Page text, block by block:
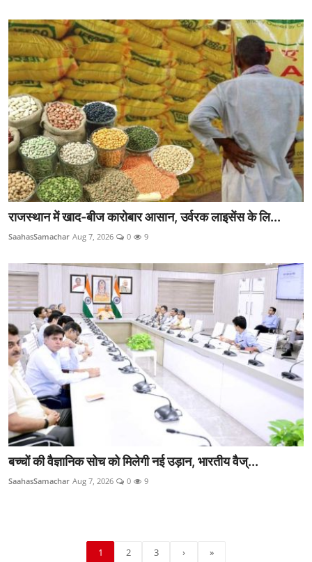
राजस्थान में खाद-बीज कारोबार आसान, उर्वरक लाइसेंस के लि...
SaahasSamachar Aug 7, 2026 0 9
बच्चों की वैज्ञानिक सोच को मिलेगी नई उड़ान, भारतीय वैज्...
SaahasSamachar Aug 7, 2026 0 9
1 2 3 › »